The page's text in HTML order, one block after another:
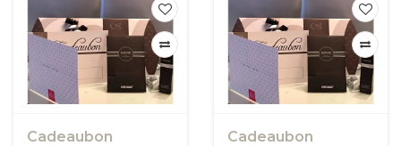
Cadeaubon
Cadeaubon